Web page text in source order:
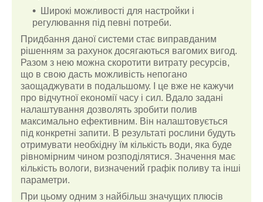
Широкі можливості для настройки і
регулювання під певні потреби.
Придбання даної системи стає виправданим
рішенням за рахунок досягаються вагомих вигод.
Разом з нею можна скоротити витрату ресурсів,
що в свою дасть можливість непогано
заощаджувати в подальшому. І це вже не кажучи
про відчутної економії часу і сил. Вдало задані
налаштування дозволять зробити полив
максимально ефективним. Він налаштовується
під конкретні запити. В результаті рослини будуть
отримувати необхідну їм кількість води, яка буде
рівномірним чином розподілятися. Значення має
кількість вологи, визначений графік поливу та інші
параметри.
При цьому одним з найбільш значущих плюсів